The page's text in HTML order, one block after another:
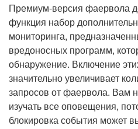
Премиум-версия фаервола
функция набор
мониторинга,
вредоносных программ,
обнаружение. Включение
значительно увеличивает
запросов от фаервола. Вам
изучать все оповещения,
блокировка события может